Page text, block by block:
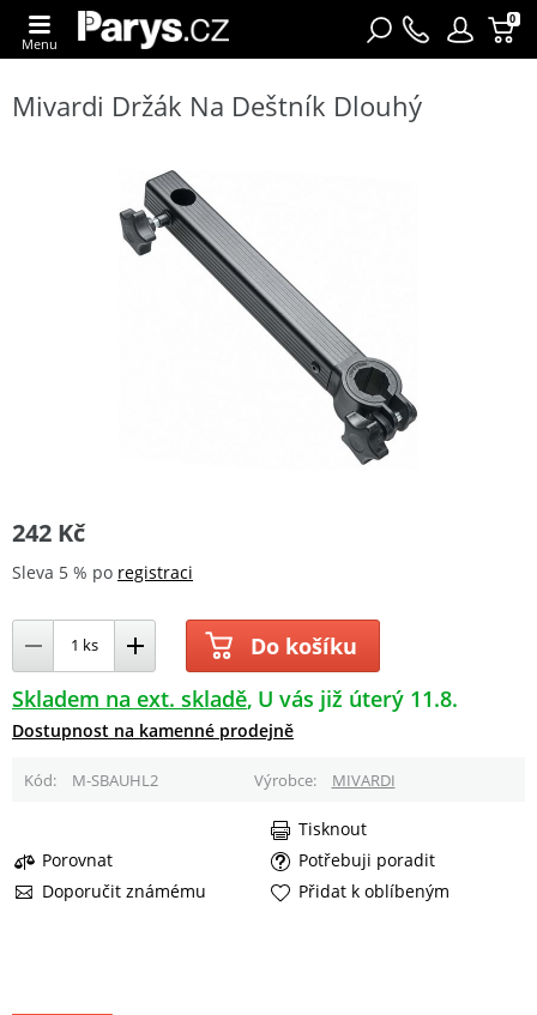
0
Menu
Mivardi Držák Na Deštník Dlouhý
242 Kč
Sleva 5 % po registraci
Do košíku
Skladem na ext. skladě U vás již úterý 11.8.
Dostupnost na kamenné prodejně
Kód M-SBAUHL2 Výrobce MIVARDI
Porovnat
Potřebuji poradit
Doporučit známému
Tisknout
Přidat k oblíbeným